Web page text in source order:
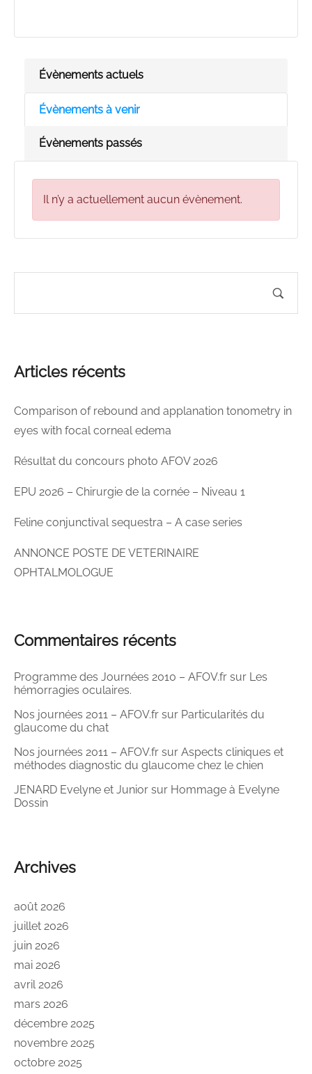
Articles récents
Comparison of rebound and applanation tonometry in
eyes with focal corneal edema
Résultat du concours photo AFOV 2026
EPU 2026 – Chirurgie de la cornée – Niveau 1
Feline conjunctival sequestra – A case series
ANNONCE POSTE DE VETERINAIRE
OPHTALMOLOGUE
Commentaires récents
Programme des Journées 2010 – AFOV.fr sur Les
hémorragies oculaires.
Nos journées 2011 – AFOV.fr sur Particularités du
glaucome du chat
Nos journées 2011 – AFOV.fr sur Aspects cliniques et
méthodes diagnostic du glaucome chez le chien
JENARD Evelyne et Junior sur Hommage à Evelyne
Dossin
Archives
août 2026
juillet 2026
juin 2026
mai 2026
avril 2026
mars 2026
décembre 2025
novembre 2025
octobre 2025
Évènements actuels
Évènements à venir
Évènements passés
Il n’y a actuellement aucun évènement.